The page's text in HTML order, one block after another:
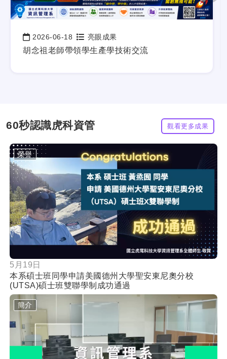
日期：
2026-06-18 亮眼成果
胡念祖老師帶領學生產學技術交流
60秒認識虎科資管
按鈕
榮譽
5月19日
本系碩士班同學申請美國德州大學聖安東尼奧分校
(UTSA)碩士班雙聯學制成功通過
簡介
觀看更多成果